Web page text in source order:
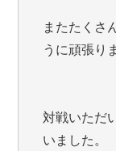
またたくさ
うに頑張り
対戦いただ
いました。